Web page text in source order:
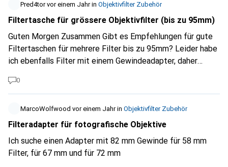
Pred4tor vor einem Jahrin Objektivfilter Zubehör
Filtertasche für grössere Objektivfilter (bis zu 95mm)
Guten Morgen Zusammen Gibt es Empfehlungen für gute
Filtertaschen für mehrere Filter bis zu 95mm? Leider habe
ich ebenfalls Filter mit einem Gewindeadapter, daher
0
MarcoWolfwood vor einem Jahrin Objektivfilter Zubehör
Filteradapter für fotografische Objektive
Ich suche einen Adapter mit 82 mm Gewinde für 58 mm
Filter, für 67 mm und für 72 mm